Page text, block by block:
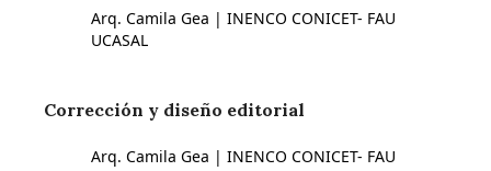
Arq. Camila Gea | INENCO CONICET- FAU
UCASAL
Corrección y diseño editorial
Arq. Camila Gea | INENCO CONICET- FAU